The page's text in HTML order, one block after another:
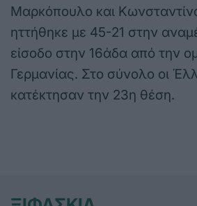
Μαρκόπουλο και
ηττήθηκε με 45-21 στην
είσοδο στην 16άδα από την
Γερμανίας. Στο σύνολο οι
κατέκτησαν την 23η θέση.